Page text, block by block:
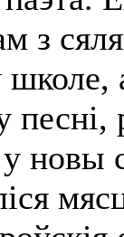
з
у новы